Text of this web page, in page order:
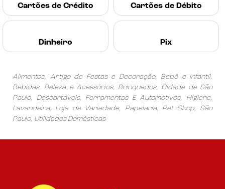
Cartões de Crédito Cartões de Débito
Dinheiro Pix
Alimentos, Artigo de Festas e Decoração, Bebê e Infantil,
Bebidas, Beleza e Acessórios, Brinquedos, Cidade de São
Paulo, Descartáveis, Ferramentas E Automotivos, Higiene,
Lavandeira, Loja de Variedade, Papelaria, Pet Shop, São
Paulo, Utilidades Domésticas